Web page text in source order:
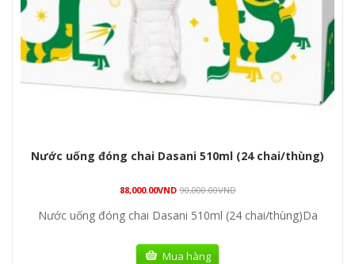
Nước uống đóng chai Dasani 510ml (24 chai/thùng)
88,000.00VND 90,000.00VND
Nước uống đóng chai Dasani 510ml (24 chai/thùng)Da
Mua hàng